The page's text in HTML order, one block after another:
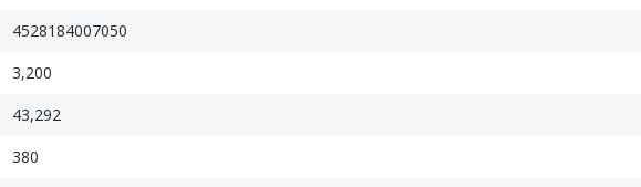
4528184007050
3,200
43,292
380